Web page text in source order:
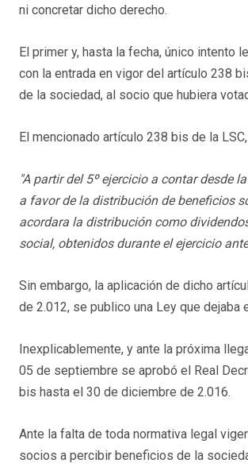
ni concretar dicho derecho.
El primer y, hasta la fecha, único intento
con la entrada en vigor del artículo 238
de la sociedad, al socio que hubiera
El mencionado artículo 238 bis de la
"A partir del 5º ejercicio a contar desde
a favor de la distribución de beneficios
acordara la distribución como
social, obtenidos durante el ejercicio
Sin embargo, la aplicación de dicho
de 2.012, se publico una Ley que
Inexplicablemente, y ante la próxima
05 de septiembre se aprobó el Real
bis hasta el 30 de diciembre de 2.016.
Ante la falta de toda normativa legal
socios a percibir beneficios de la